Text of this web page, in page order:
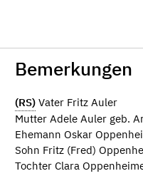
Bemerkungen
(RS) Vater Fritz Auler
Mutter Adele Auler geb.
Ehemann Oskar
Sohn Fritz (Fred)
Tochter Clara